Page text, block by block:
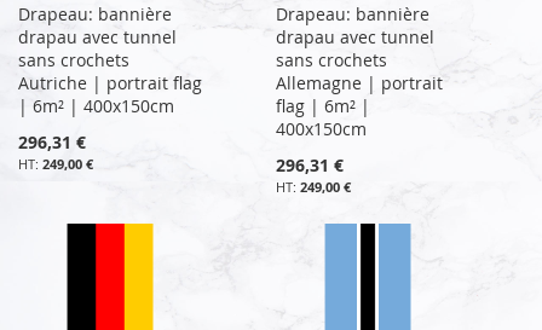
Drapeau: bannière
drapau avec tunnel
sans crochets
Autriche | portrait flag
| 6m² | 400x150cm
296,31 €
249,00 €
Drapeau: bannière
drapau avec tunnel
sans crochets
Allemagne | portrait
flag | 6m² |
400x150cm
296,31 €
249,00 €